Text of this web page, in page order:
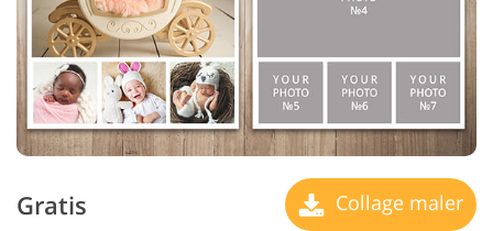
Gratis Collage maler